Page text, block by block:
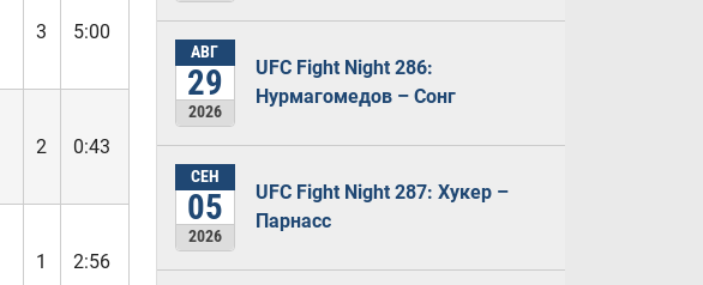
3
5:00
2
0:43
1
2:56
АВГ
29
2026
UFC Fight Night 286:
Нурмагомедов – Сонг
СЕН
05
2026
UFC Fight Night 287: Хукер –
Парнасс